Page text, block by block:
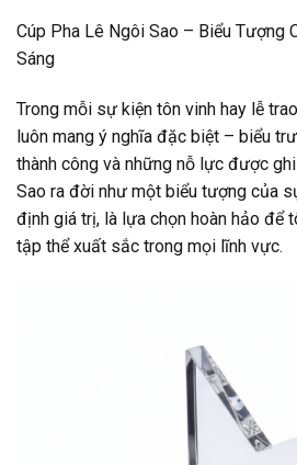
Cúp Pha Lê Ngôi Sao – Biểu Tượng
Sáng
Trong mỗi sự kiện tôn vinh hay lễ
luôn mang ý nghĩa đặc biệt – biểu
thành công và những nỗ lực được
Sao ra đời như một biểu tượng của
định giá trị, là lựa chọn hoàn hảo để
tập thể xuất sắc trong mọi lĩnh vực.